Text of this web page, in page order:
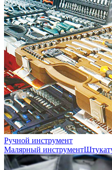
Ручной инструмент
Малярный инструмент